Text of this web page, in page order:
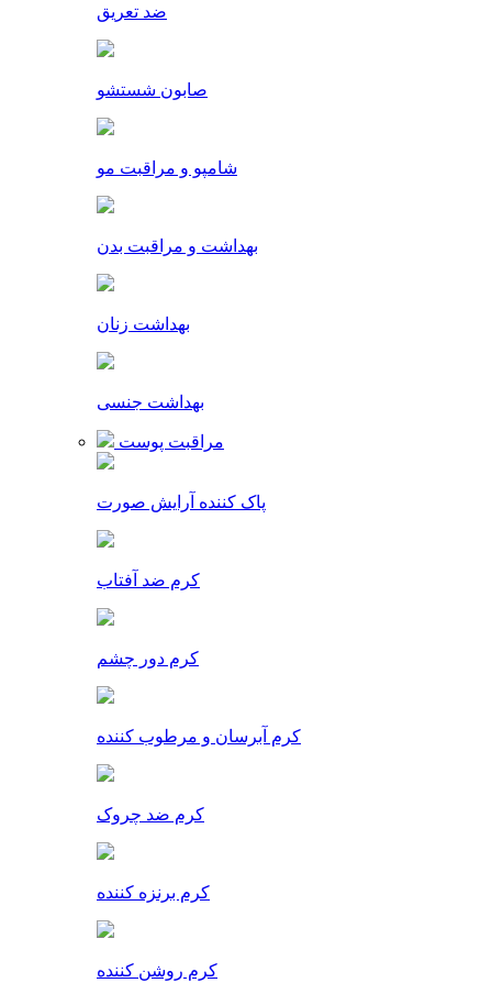
ضد تعریق
صابون شستشو
شامپو و مراقبت مو
بهداشت و مراقبت بدن
بهداشت زنان
بهداشت جنسی
مراقبت پوست
پاک کننده آرایش صورت
کرم ضد آفتاب
کرم دور چشم
کرم آبرسان و مرطوب کننده
کرم ضد چروک
کرم برنزه کننده
کرم روشن کننده